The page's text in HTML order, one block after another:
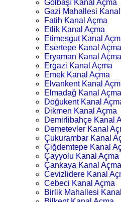
Gölbaşı Kanal Açma
Gazi Mahallesi
Fatih Kanal Açma
Etlik Kanal Açma
Etimesgut Kanal
Esertepe Kanal Açma
Eryaman Kanal Açma
Ergazi Kanal Açma
Emek Kanal Açma
Elvankent Kanal
Elmadağ Kanal Açma
Doğukent Kanal
Dikmen Kanal Açma
Demirlibahçe Kanal
Demetevler Kanal
Çukurambar Kanal
Çiğdemtepe Kanal
Çayyolu Kanal Açma
Çankaya Kanal Açma
Cevizlidere Kanal
Cebeci Kanal Açma
Birlik Mahallesi